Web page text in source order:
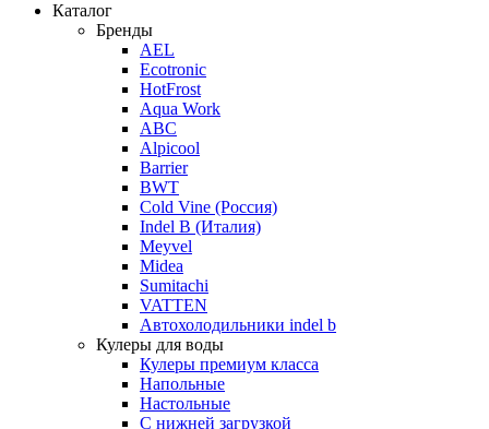
Каталог
Бренды
AEL
Ecotronic
HotFrost
Aqua Work
ABC
Alpicool
Barrier
BWT
Cold Vine (Россия)
Indel B (Италия)
Meyvel
Midea
Sumitachi
VATTEN
Автохолодильники indel b
Кулеры для воды
Кулеры премиум класса
Напольные
Настольные
С нижней загрузкой